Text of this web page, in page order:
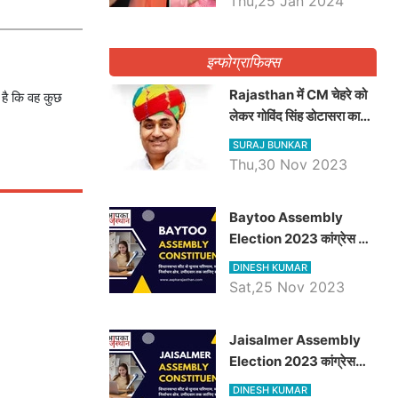
है कि वह कुछ
इन्फोग्राफिक्स
Rajasthan में CM चेहरे को
लेकर गोविंद सिंह डोटासरा का
बड़ा बयान आया सामने, जानें
विचार
SURAJ BUNKAR
Thu,30 Nov 2023
Baytoo Assembly
Election 2023 कांग्रेस से
हरीश चौधरी तो बालाराम मुंड होंगे
भाजपा उम्मीदवार, जानिये बायतू
DINESH KUMAR
Sat,25 Nov 2023
​​​​​​​Jaisalmer Assembly
Election 2023 कांग्रेस
रूपा राम मेघवाल तो छोटु सिंह
DINESH KUMAR